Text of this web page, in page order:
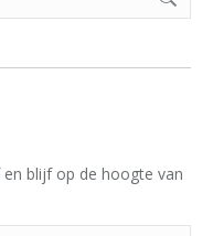
blijf op de hoogte van